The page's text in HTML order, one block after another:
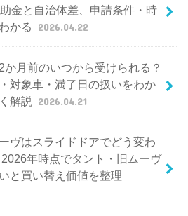
金と自治体差、申請条件・時
かる
2026.04.22
か月前のいつから受けられる？
対象車・満了日の扱いをわか
解説
2026.04.21
ヴはスライドドアでどう変わ
2026年時点でタント・旧ムーヴ
と買い替え価値を整理